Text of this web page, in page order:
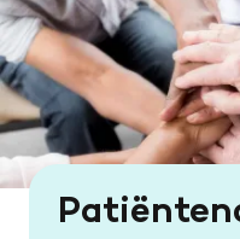
Home
Hart- en
Oorzaken
Is jouw hart